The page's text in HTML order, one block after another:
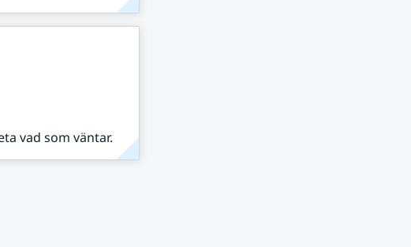
vad som väntar.